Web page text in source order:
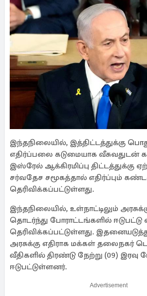
இந்தநிலையில், இத்திட்டத்துக்கு
எதிர்ப்பலை கடுமையாக வீசுவதுடன்
இஸ்ரேல் ஆக்கிரமிப்பு திட்டத்துக்கு
சர்வதேச சமூகத்தால் எதிர்ப்பும்
தெரிவிக்கப்பட்டுள்ளது.
இந்தநிலையில், உள்நாட்டிலும்
தொடர்ந்து போராட்டங்களில் ஈடுபட்டு
தெரிவிக்கப்பட்டுள்ளது.
அரசுக்கு எதிராக மக்கள் தலைநகர்
வீதிகளில் திரண்டு நேற்று (09) இரவு
ஈடுபட்டுள்ளனர்.
Advertisement